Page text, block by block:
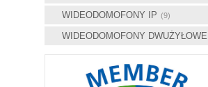
WIDEODOMOFONY IP (9)
WIDEODOMOFONY DWUŻYŁOWE